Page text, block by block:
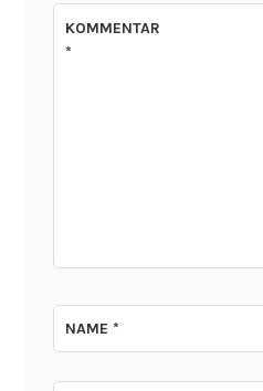
KOMMENTAR
*
NAME*